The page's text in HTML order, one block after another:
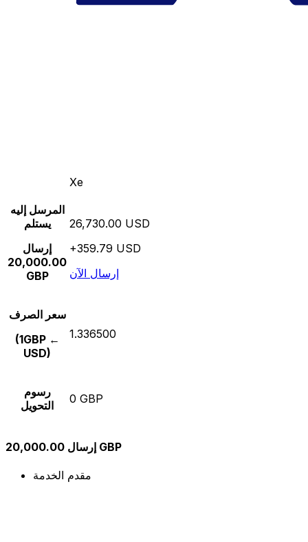
Xe
المرسل إليه
يستلم
إرسال
20,000.00
GBP
26,730.00 USD
+359.79 USD
إرسال الآن
سعر الصرف
(1GBP ←
USD)
1.336500
رسوم
التحويل
0 GBP
إرسال 20,000.00 GBP
مقدم الخدمة